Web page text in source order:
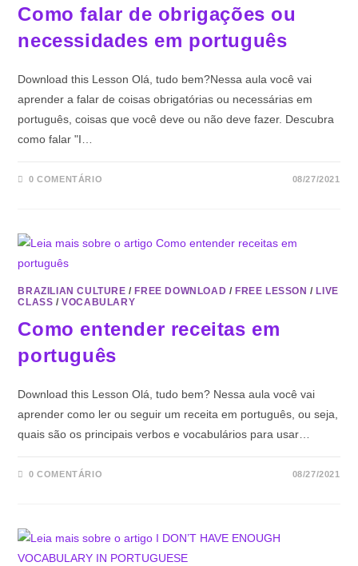
Como falar de obrigações ou
necessidades em português
Download this Lesson Olá, tudo bem?Nessa aula você vai
aprender a falar de coisas obrigatórias ou necessárias em
português, coisas que você deve ou não deve fazer. Descubra
como falar "I…
0 COMENTÁRIO 08/27/2021
BRAZILIAN CULTURE /FREE DOWNLOAD /FREE LESSON /LIVE
CLASS /VOCABULARY
Como entender receitas em
português
Download this Lesson Olá, tudo bem? Nessa aula você vai
aprender como ler ou seguir um receita em português, ou seja,
quais são os principais verbos e vocabulários para usar…
0 COMENTÁRIO 08/27/2021